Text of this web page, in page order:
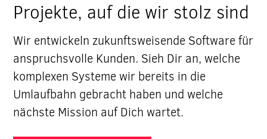
Projekte, auf die wir stolz sind
Wir entwickeln zukunftsweisende Software für
anspruchsvolle Kunden. Sieh Dir an, welche
komplexen Systeme wir bereits in die
Umlaufbahn gebracht haben und welche
nächste Mission auf Dich wartet.